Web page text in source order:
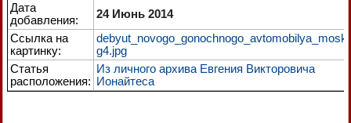
Дата
добавления:
24 Июнь 2014
Ссылка на
картинку:
g4.jpg
Статья
расположения:
Из личного архива Евгения Викторовича
Ионайтеса